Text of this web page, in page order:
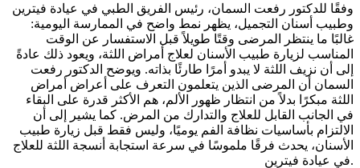
وفقًا للدكتور رفعت السمان، رئيس الفريق الطبي في عيادة فيترين
وطبيب أسنان التجميل، يظهر نمط واضح في الممارسة اليومية:
غالبًا ما ينتظر المرضى وقتًا طويلاً قبل الاستفسار عن الوقت
المناسب لزيارة طبيب الأسنان لعلاج أمراض اللثة، ويعود ذلك عادةً
إلى أن نزيف اللثة لا يبدو أمرًا طارئًا بذاته. ويوضح الدكتور رفعت
السمان أن المرضى الذين يتعلمون التعرف على أعراض أمراض
اللثة مبكرًا بدلاً من انتظار ظهور الألم، هم الأكثر قدرة على البقاء
في الجانب القابل للعلاج والتدارك من المرض. كما يشير إلى أن
الالتزام بأساسيات نظافة الفم يوميًا، وليس فقط قبل زيارة طبيب
الأسنان، يحدث فرقًا ملموسًا في سرعة استجابة أنسجة اللثة للعلاج
في عيادة فيترين.